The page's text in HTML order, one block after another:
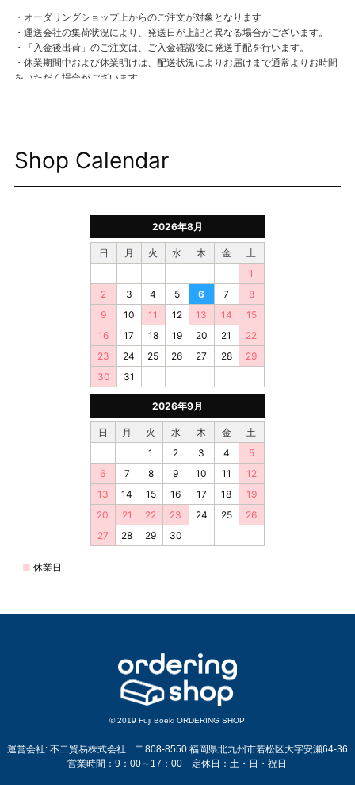
© 2019 Fuji Boeki ORDERING SHOP
運営会社: 不二貿易株式会社 〒808-8550 福岡県北九州市若松区大字安瀬64-36
営業時間：9：00～17：00 定休日：土・日・祝日